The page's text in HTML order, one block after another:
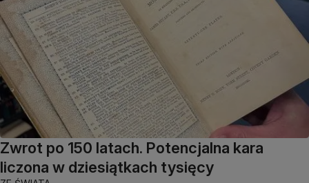
Zwrot po 150 latach. Potencjalna kara
liczona w dziesiątkach tysięcy